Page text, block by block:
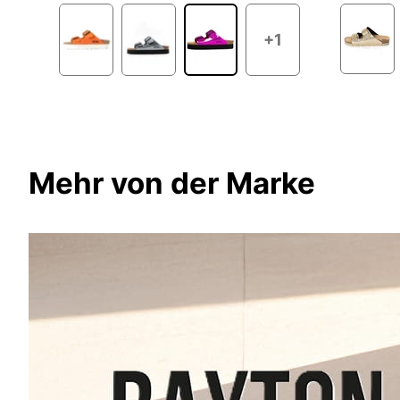
+1
Mehr von der Marke